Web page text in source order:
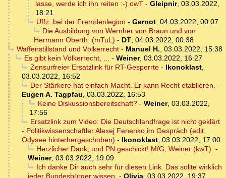
lasse, werde ich ihn reiten :-) owT - Gleipnir, 03.03.2022,
18:21
Uffz. bei der Fremdenlegion - Gernot, 04.03.2022, 00:07
Die Ausbildung von Wernher von Braun und von
Hermann Oberth: (mTuL) - DT, 04.03.2022, 00:38
Waffenstillstand und Völkerrecht- Manuel H., 03.03.2022, 15:38
Es gibt kein Völkerrecht, ... - Weiner, 03.03.2022, 16:27
Zensurfreier Ersatzlink für RT-Gesperrte- Ikonoklast,
03.03.2022, 16:52
Der Stärkere hat einfach Macht. Er kann Recht etablieren. -
Eugen A. Tagpfau, 03.03.2022, 16:53
Keine Diskussionsbereitschaft?- Weiner, 03.03.2022,
17:56
Ersatzlink zum Video: Die Deutschlandfrage ist nicht geklärt
- Politikwissenschaftler Alexej Fenenko im Gespräch (edit
Odysee hinterhergeschoben) - Ikonoklast, 03.03.2022, 17:00
Herzlicher Dank, und PN geschickt! MfG, Weiner (kwT). -
Weiner, 03.03.2022, 19:09
Ich danke Dir auch sehr für diesen Link. Das sollte wirklich
jeder Bundesbürger wissen. - Olivia, 03.03.2022, 19:37